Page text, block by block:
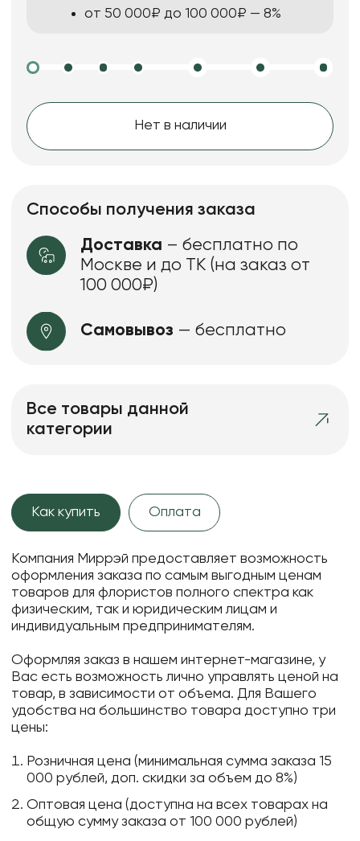
от 50 000₽ до 100 000₽ — 8%
Нет в наличии
Способы получения заказа
Доставка – бесплатно по
Москве и до ТК (на заказ от
100 000₽)
Самовывоз — бесплатно
Все товары данной
категории
Как купить Оплата
Компания Миррэй предоставляет возможность
оформления заказа по самым выгодным ценам
товаров для флористов полного спектра как
физическим, так и юридическим лицам и
индивидуальным предпринимателям.
Оформляя заказ в нашем интернет-магазине, у
Вас есть возможность лично управлять ценой на
товар, в зависимости от объема. Для Вашего
удобства на большинство товара доступно три
цены:
Розничная цена (минимальная сумма заказа 15
000 рублей, доп. скидки за объем до 8%)
Оптовая цена (доступна на всех товарах на
общую сумму заказа от 100 000 рублей)